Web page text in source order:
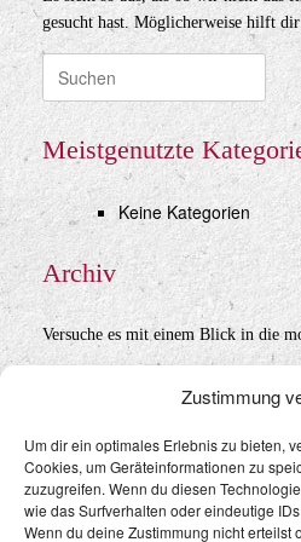
Zustimmung
Um dir ein optimales Erlebnis zu bieten,
Cookies, um Geräteinformationen zu
zuzugreifen. Wenn du diesen
wie das Surfverhalten oder eindeutige
Wenn du deine Zustimmung nicht erteilst
gesucht hast. Möglicherweise hilft
Suche
nach:
Meistgenutzte
Keine Kategorien
Archiv
Versuche es mit einem Blick in die
Datenschutz&